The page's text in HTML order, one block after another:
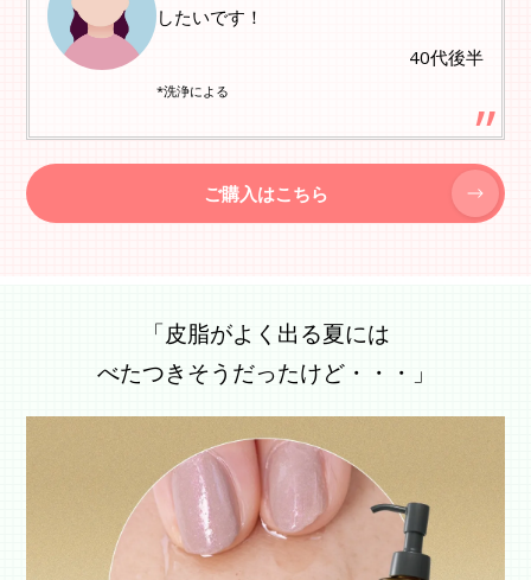
したいです！
40代後半
*洗浄による
ご購入はこちら
「皮脂がよく出る夏には
べたつきそうだったけど・・・」